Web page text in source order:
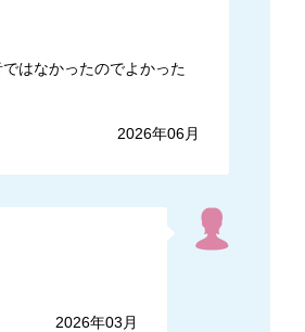
はなかったのでよかった
2026年06月
2026年03月